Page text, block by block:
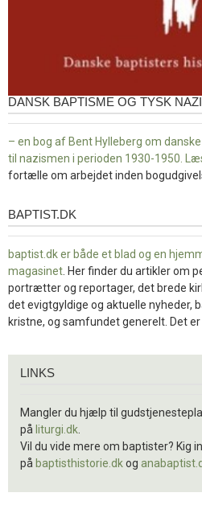
DANSK BAPTISME OG TYSK
– en bog af Bent Hylleberg om
til nazismen i perioden 1930-1950.
fortælle om arbejdet inden
baptist.dk
BAPTIST.DK
baptist.dk er både et blad og en
magasinet . Her finder du artikler om
portrætter og reportager, det brede
det evigtgyldige og aktuelle nyheder,
kristne, og samfundet generelt. Det er
LINKS
Mangler du hjælp til
på liturgi.dk
Vil du vide mere om baptister? Kig
på baptisthistorie.dkog